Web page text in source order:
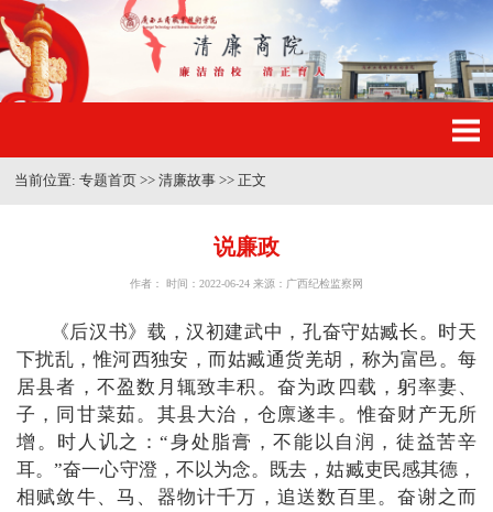
当前位置: 专题首页 >> 清廉故事>> 正文
说廉政
作者： 时间：2022-06-24 来源：广西纪检监察网
《后汉书》载，汉初建武中，孔奋守姑臧长。时天
下扰乱，惟河西独安，而姑臧通货羌胡，称为富邑。每
居县者，不盈数月辄致丰积。奋为政四载，躬率妻、
子，同甘菜茹。其县大治，仓廪遂丰。惟奋财产无所
增。时人讥之：“身处脂膏，不能以自润，徒益苦辛
耳。”奋一心守澄，不以为念。既去，姑臧吏民感其德，
相赋敛牛、马、器物计千万，追送数百里。奋谢之而